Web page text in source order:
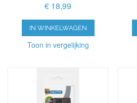
€ 18,99
IN WINKELWAGEN
Toon in vergelijking